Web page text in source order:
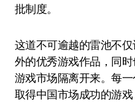
批制度。
这道不可逾越的雷池不
外的优秀游戏作品，同
游戏市场隔离开来。每
取得中国市场成功的游